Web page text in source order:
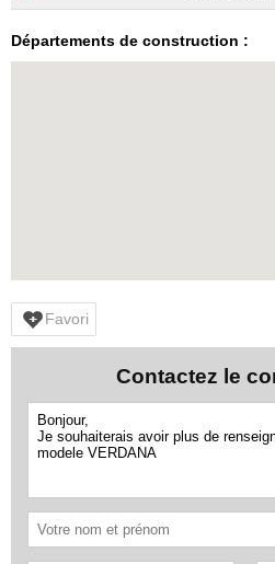
Départements de construction :
Favori
Contactez le